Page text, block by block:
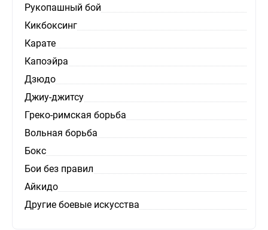
Рукопашный бой
Кикбоксинг
Карате
Капоэйра
Дзюдо
Джиу-джитсу
Греко-римская борьба
Вольная борьба
Бокс
Бои без правил
Айкидо
Другие боевые искусства